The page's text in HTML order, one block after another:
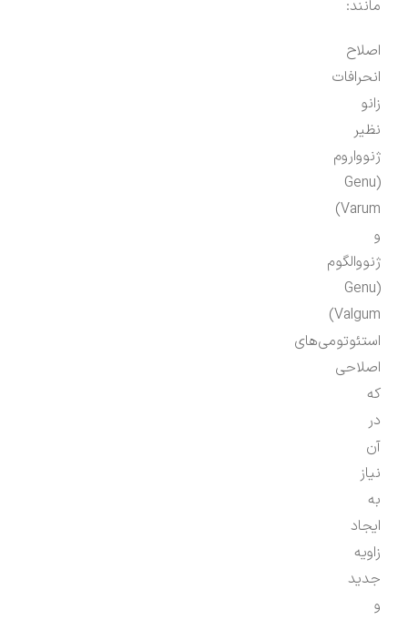
مانند:
اصلاح
انحرافات
زانو
نظیر
ژنوواروم
(Genu
Varum)
و
ژنووالگوم
(Genu
Valgum)
استئوتومی‌های
اصلاحی
که
در
آن
نیاز
به
ایجاد
زاویه
جدید
و